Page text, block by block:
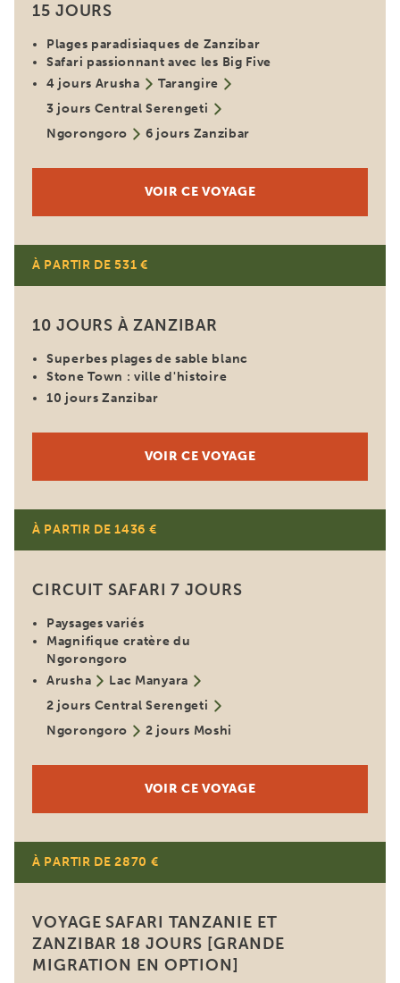
15 JOURS
Plages paradisiaques de Zanzibar
Safari passionnant avec les Big Five
4 jours Arusha
Tarangire
3 jours Central Serengeti
Ngorongoro
6 jours Zanzibar
VOIR CE VOYAGE
À PARTIR DE 531 €
10 JOURS À ZANZIBAR
Superbes plages de sable blanc
Stone Town : ville d'histoire
10 jours Zanzibar
VOIR CE VOYAGE
À PARTIR DE 1436 €
CIRCUIT SAFARI 7 JOURS
Paysages variés
Magnifique cratère du
Ngorongoro
Arusha
Lac Manyara
2 jours Central Serengeti
Ngorongoro
2 jours Moshi
VOIR CE VOYAGE
À PARTIR DE 2870 €
VOYAGE SAFARI TANZANIE ET
ZANZIBAR 18 JOURS [GRANDE
MIGRATION EN OPTION]